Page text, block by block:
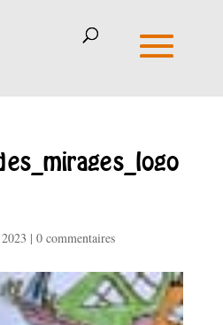
| 0 commentaires